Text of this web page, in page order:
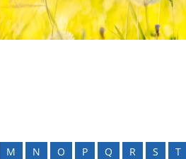
M N O P Q R S T